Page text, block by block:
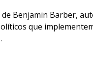
de Benjamin Barber,
que